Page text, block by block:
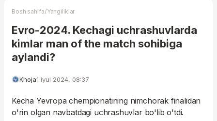
Bosh sahifa/Yangiliklar
Evro-2024. Kechagi uchrashuvlarda
kimlar man of the match sohibiga
aylandi?
Khoja1 iyul 2024, 08:37
Kecha Yevropa chempionatining nimchorak finalidan
o'rin olgan navbatdagi uchrashuvlar bo'lib o'tdi.